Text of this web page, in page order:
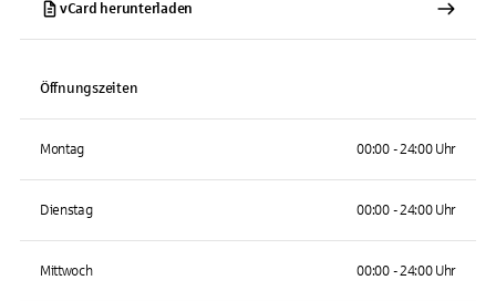
vCard herunterladen
Öffnungszeiten
Montag 00:00 - 24:00 Uhr
Dienstag 00:00 - 24:00 Uhr
Mittwoch 00:00 - 24:00 Uhr